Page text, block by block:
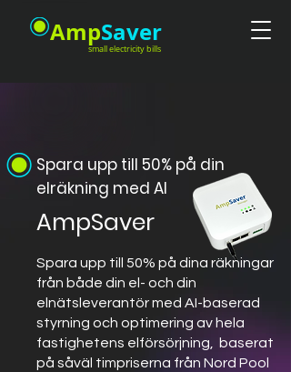
AmpSaver
small electricity bills
Spara upp till 50% på din
elräkning med AI
AmpSaver
Spara upp till 50% på dina räkningar
från både din el- och din
elnätsleverantör med AI-baserad
styrning och optimering av hela
fastighetens elförsörjning, baserat
på såväl timpriserna från Nord Pool